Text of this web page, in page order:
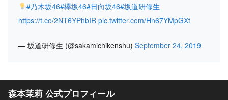
#乃木坂46#欅坂46#日向坂46#坂道研修生
https://t.co/2NT6YPhbIR pic.twitter.com/Hn67YMpGXt
— 坂道研修生 (@sakamichikenshu) September 24, 2019
森本茉莉 公式プロフィール